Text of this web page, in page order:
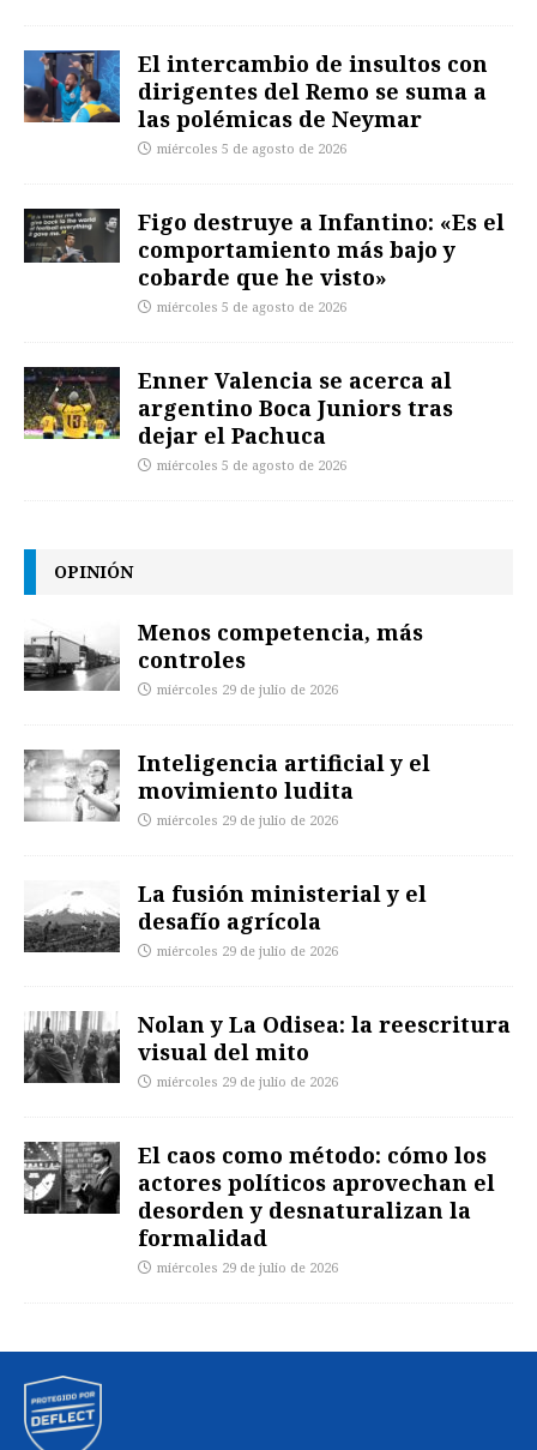
El intercambio de insultos con
dirigentes del Remo se suma a
las polémicas de Neymar
miércoles 5 de agosto de 2026
Figo destruye a Infantino: «Es el
comportamiento más bajo y
cobarde que he visto»
miércoles 5 de agosto de 2026
Enner Valencia se acerca al
argentino Boca Juniors tras
dejar el Pachuca
miércoles 5 de agosto de 2026
OPINIÓN
Menos competencia, más
controles
miércoles 29 de julio de 2026
Inteligencia artificial y el
movimiento ludita
miércoles 29 de julio de 2026
La fusión ministerial y el
desafío agrícola
miércoles 29 de julio de 2026
Nolan y La Odisea: la reescritura
visual del mito
miércoles 29 de julio de 2026
El caos como método: cómo los
actores políticos aprovechan el
desorden y desnaturalizan la
formalidad
miércoles 29 de julio de 2026